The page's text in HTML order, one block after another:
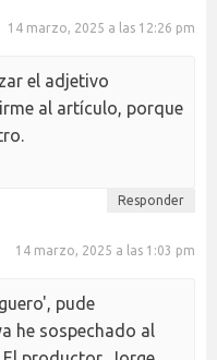
14 marzo, 2025 a las 12:26 pm
el adjetivo
al artículo, porque
Responder
14 marzo, 2025 a las 1:03 pm
pude
he sospechado al